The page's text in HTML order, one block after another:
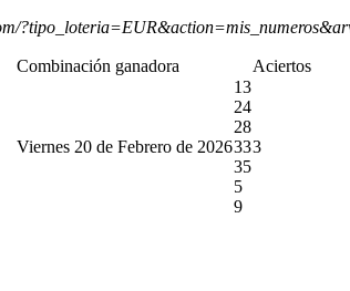
Combinación ganadora Aciertos
Viernes 20 de Febrero de 2026
13
24
28
33
35
5
9
3